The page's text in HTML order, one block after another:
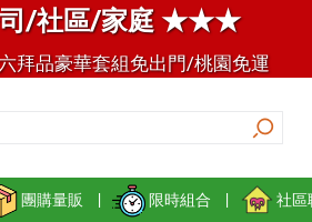
/社區/家庭 ★★★
拜品豪華套組免出門/桃園免運
團購量販 | 限時組合 | 社區